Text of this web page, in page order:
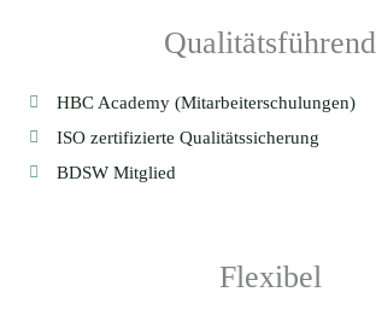
Qualitätsführend
HBC Academy (Mitarbeiterschulungen)
ISO zertifizierte Qualitätssicherung
BDSW Mitglied
Flexibel